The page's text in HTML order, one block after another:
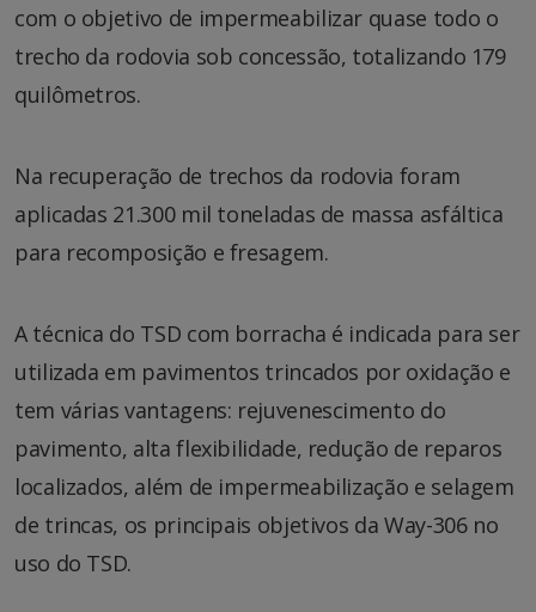
com o objetivo de impermeabilizar quase todo o
trecho da rodovia sob concessão, totalizando 179
quilômetros.
Na recuperação de trechos da rodovia foram
aplicadas 21.300 mil toneladas de massa asfáltica
para recomposição e fresagem.
A técnica do TSD com borracha é indicada para ser
utilizada em pavimentos trincados por oxidação e
tem várias vantagens: rejuvenescimento do
pavimento, alta flexibilidade, redução de reparos
localizados, além de impermeabilização e selagem
de trincas, os principais objetivos da Way-306 no
uso do TSD.